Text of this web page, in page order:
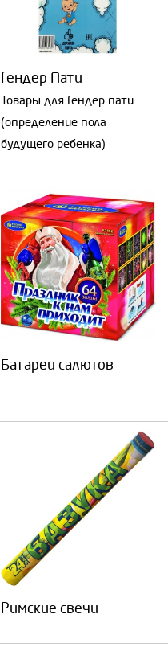
Гендер Пати
Товары для Гендер пати
(определение пола
будущего ребенка)
Батареи салютов
Римские свечи